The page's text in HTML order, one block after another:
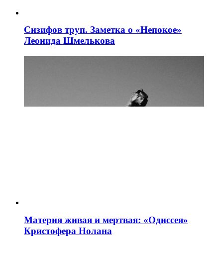
Сизифов труп. Заметка о «Непокое»
Леонида Шмелькова
Материя живая и мертвая: «Одиссея»
Кристофера Нолана